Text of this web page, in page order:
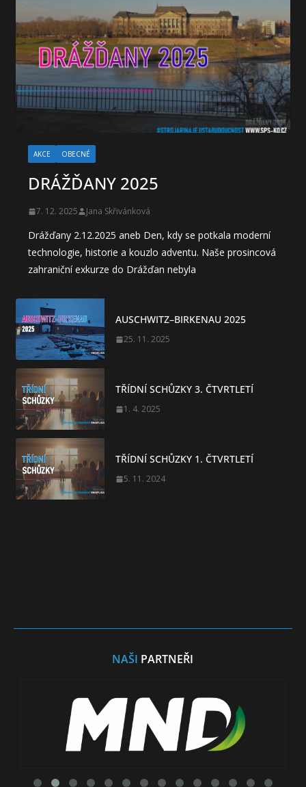
AKCE OBECNÉ
DRÁŽĎANY 2025
7. 12. 2025 Jana Skřivánková
Drážďany 2.12.2025 aneb Den, kdy se potkala moderní
technologie, historie a kouzlo adventu. Naše prosincová
zahraniční exkurze do Drážďan nebyla
AUSCHWITZ–BIRKENAU 2025
25. 11. 2025
TŘÍDNÍ SCHŮZKY 3. ČTVRTLETÍ
1. 4. 2025
TŘÍDNÍ SCHŮZKY 1. ČTVRTLETÍ
5. 11. 2024
NAŠI PARTNEŘI